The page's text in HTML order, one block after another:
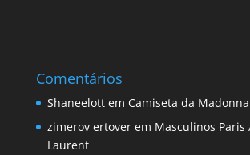
Comentários
Shaneelottem Camiseta da Madonna
zimerov ertoverem Masculinos Paris
Laurent